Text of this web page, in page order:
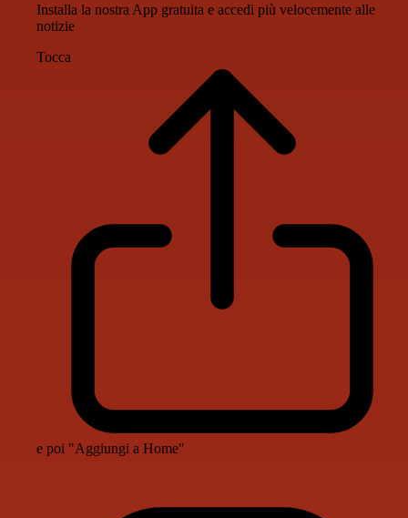
Installa la nostra App gratuita e accedi più velocemente alle
notizie
Tocca
e poi "Aggiungi a Home"